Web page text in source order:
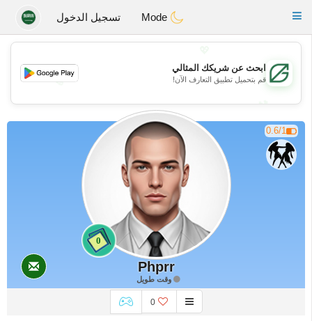
GulfDating
Toggle
تسجيل الدخول
💖
💕
💕
ابحث عن شريكك المثالي
قم بتحميل تطبيق التعارف الآن!
0.6/1
0
Phprr
وقت طويل
0